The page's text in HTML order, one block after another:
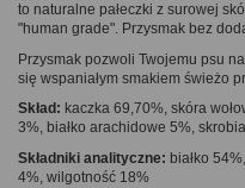
to naturalne pałeczki z surowej
"human grade". Przysmak bez
Przysmak pozwoli Twojemu psu
się wspaniałym smakiem świeżo
Skład: kaczka 69,70%, skóra
3%, białko arachidowe 5%,
Składniki analityczne: białko
4%, wilgotność 18%